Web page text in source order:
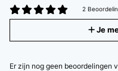
2
Je
Er zijn nog geen beoordelingen